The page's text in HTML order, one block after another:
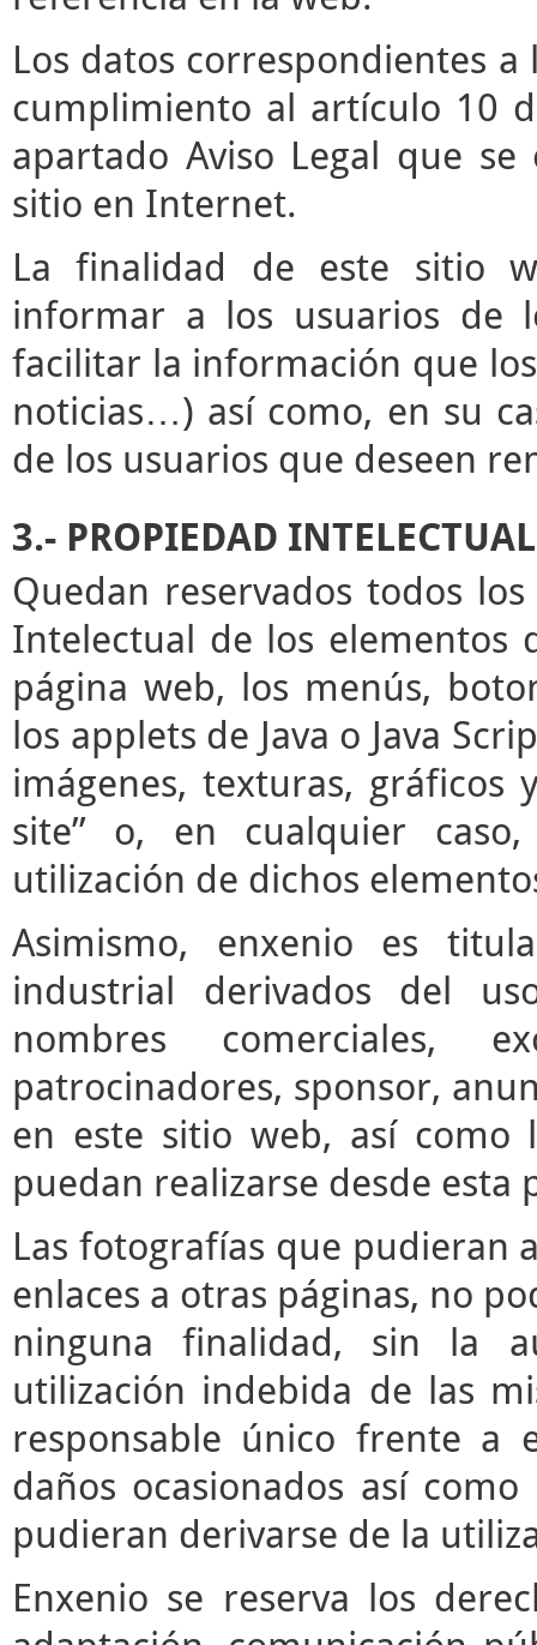
Los datos correspondientes
cumplimiento al artículo 10
apartado Aviso Legal que
sitio en Internet.
La finalidad de este sitio
informar a los usuarios de
facilitar la información que
noticias…) así como, en su
de los usuarios que deseen
3.- PROPIEDAD
Quedan reservados todos
Intelectual de los elementos
página web, los menús,
los applets de Java o Java
imágenes, texturas,
site” o, en cualquier
utilización de dichos
Asimismo, enxenio es
industrial derivados del
nombres comerciales,
patrocinadores, sponsor,
en este sitio web, así como
puedan realizarse desde esta
Las fotografías que pudieran
enlaces a otras páginas, no
ninguna finalidad, sin la
utilización indebida de las
responsable único frente a
daños ocasionados así
pudieran derivarse de la
Enxenio se reserva los